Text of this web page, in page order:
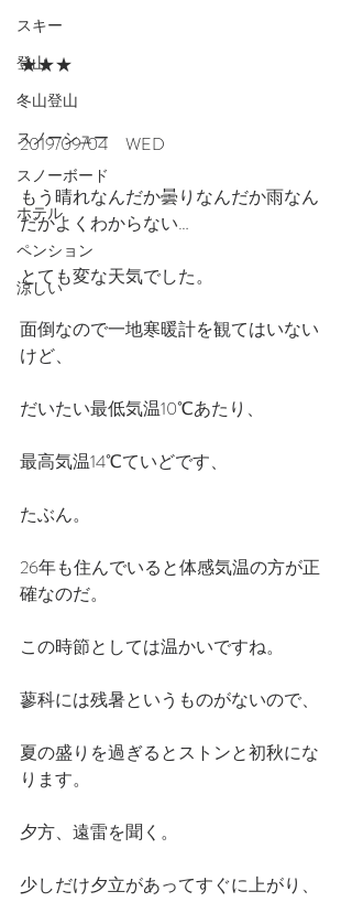
スキー
登山
冬山登山
スノーシュー
スノーボード
ホテル
ペンション
涼しい
★★★
2019/09/04　WED
もう晴れなんだか曇りなんだか雨なん
だかよくわからない…
とても変な天気でした。
面倒なので一地寒暖計を観てはいない
けど、
だいたい最低気温10℃あたり、
最高気温14℃ていどです、
たぶん。
26年も住んでいると体感気温の方が正
確なのだ。
この時節としては温かいですね。
蓼科には残暑というものがないので、
夏の盛りを過ぎるとストンと初秋にな
ります。
夕方、遠雷を聞く。
少しだけ夕立があってすぐに上がり、